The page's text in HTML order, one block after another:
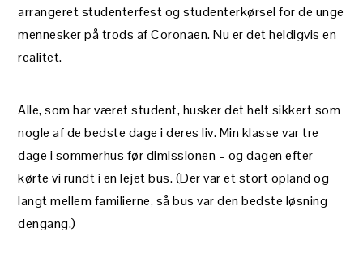
arrangeret studenterfest og studenterkørsel for de unge
mennesker på trods af Coronaen. Nu er det heldigvis en
realitet.
Alle, som har været student, husker det helt sikkert som
nogle af de bedste dage i deres liv. Min klasse var tre
dage i sommerhus før dimissionen – og dagen efter
kørte vi rundt i en lejet bus. (Der var et stort opland og
langt mellem familierne, så bus var den bedste løsning
dengang.)